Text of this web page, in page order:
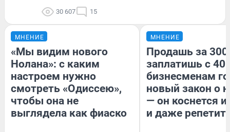
30 607 15
МНЕНИЕ
«Мы видим нового
Нолана»: с каким
настроем нужно
смотреть «Одиссею»,
чтобы она не
выглядела как фиаско
МНЕНИЕ
Продашь за
заплатишь с
бизнесменам
новый закон о
— он коснется
и даже